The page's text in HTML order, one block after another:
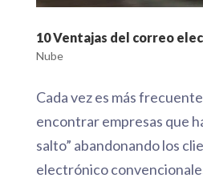
10 Ventajas del correo
Nube
Cada vez es más frecuente
encontrar empresas que
salto” abandonando los
electrónico